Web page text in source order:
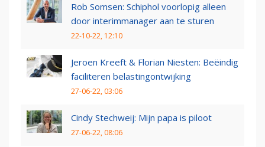
Rob Somsen: Schiphol voorlopig alleen
door interimmanager aan te sturen
22-10-22, 12:10
Jeroen Kreeft & Florian Niesten: Beëindig
faciliteren belastingontwijking
27-06-22, 03:06
Cindy Stechweij: Mijn papa is piloot
27-06-22, 08:06